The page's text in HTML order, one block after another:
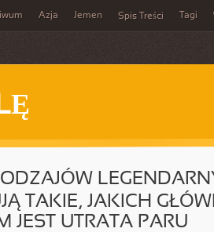
Azja Jemen Spis Treści Tagi
TAKIE, JAKICH
JEST UTRATA PARU